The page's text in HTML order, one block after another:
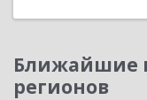
Ближайшие
регионов